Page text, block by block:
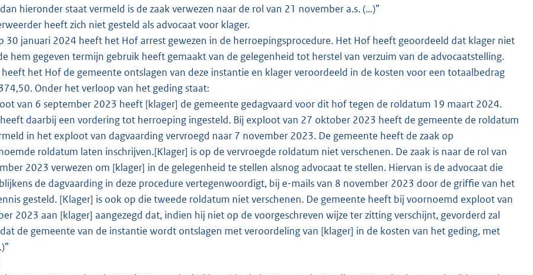
hieronder staat vermeld is de zaak verwezen naar de rol van 21 november a.s. (…)”
heeft zich niet gesteld als advocaat voor klager.
januari 2024 heeft het Hof arrest gewezen in de herroepingsprocedure. Het Hof heeft geoordeeld dat klager niet
hem gegeven termijn gebruik heeft gemaakt van de gelegenheid tot herstel van verzuim van de advocaatstelling.
het Hof de gemeente ontslagen van deze instantie en klager veroordeeld in de kosten voor een totaalbedrag
Onder het verloop van het geding staat:
van 6 september 2023 heeft [klager] de gemeente gedagvaard voor dit hof tegen de roldatum 19 maart 2024.
daarbij een vordering tot herroeping ingesteld. Bij exploot van 27 oktober 2023 heeft de gemeente de roldatum
in het exploot van dagvaarding vervroegd naar 7 november 2023. De gemeente heeft de zaak op
roldatum laten inschrijven.[Klager] is op de vervroegde roldatum niet verschenen. De zaak is naar de rol van
2023 verwezen om [klager] in de gelegenheid te stellen alsnog advocaat te stellen. Hiervan is de advocaat die
de dagvaarding in deze procedure vertegenwoordigt, bij e-mails van 8 november 2023 door de griffie van het
gesteld. [Klager] is ook op die tweede roldatum niet verschenen. De gemeente heeft bij voornoemd exploot van
2023 aan [klager] aangezegd dat, indien hij niet op de voorgeschreven wijze ter zitting verschijnt, gevorderd zal
de gemeente van de instantie wordt ontslagen met veroordeling van [klager] in de kosten van het geding, met